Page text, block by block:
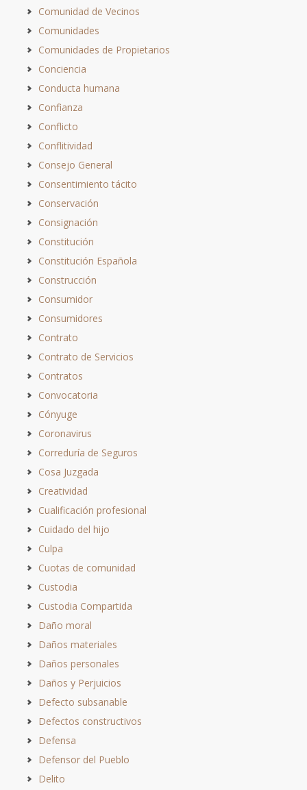
Comunidad de Vecinos
Comunidades
Comunidades de Propietarios
Conciencia
Conducta humana
Confianza
Conflicto
Conflitividad
Consejo General
Consentimiento tácito
Conservación
Consignación
Constitución
Constitución Española
Construcción
Consumidor
Consumidores
Contrato
Contrato de Servicios
Contratos
Convocatoria
Cónyuge
Coronavirus
Correduría de Seguros
Cosa Juzgada
Creatividad
Cualificación profesional
Cuidado del hijo
Culpa
Cuotas de comunidad
Custodia
Custodia Compartida
Daño moral
Daños materiales
Daños personales
Daños y Perjuicios
Defecto subsanable
Defectos constructivos
Defensa
Defensor del Pueblo
Delito